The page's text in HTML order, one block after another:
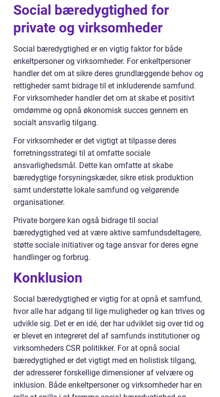
Social bæredygtighed for
private og virksomheder
Social bæredygtighed er en vigtig faktor for både
enkeltpersoner og virksomheder. For enkeltpersoner
handler det om at sikre deres grundlæggende behov og
rettigheder samt bidrage til et inkluderende samfund.
For virksomheder handler det om at skabe et positivt
omdømme og opnå økonomisk succes gennem en
socialt ansvarlig tilgang.
For virksomheder er det vigtigt at tilpasse deres
forretningsstrategi til at omfatte sociale
ansvarlighedsmål. Dette kan omfatte at skabe
bæredygtige forsyningskæder, sikre etisk produktion
samt understøtte lokale samfund og velgørende
organisationer.
Private borgere kan også bidrage til social
bæredygtighed ved at være aktive samfundsdeltagere,
støtte sociale initiativer og tage ansvar for deres egne
handlinger og forbrug.
Konklusion
Social bæredygtighed er vigtig for at opnå et samfund,
hvor alle har adgang til lige muligheder og kan trives og
udvikle sig. Det er en idé, der har udviklet sig over tid og
er blevet en integreret del af samfunds institutioner og
virksomheders CSR politikker. For at opnå social
bæredygtighed er det vigtigt med en holistisk tilgang,
der adresserer forskellige dimensioner af velvære og
inklusion. Både enkeltpersoner og virksomheder har en